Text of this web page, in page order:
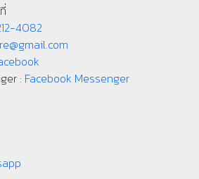
4082
: Facebook Messenger